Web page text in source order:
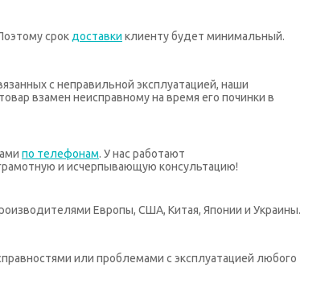
срок доставки клиенту будет минимальный.
с неправильной эксплуатацией, наши
взамен неисправному на время его починки в
по телефонам. У нас работают
и исчерпывающую консультацию!
Европы, США, Китая, Японии и Украины.
или проблемами с эксплуатацией любого